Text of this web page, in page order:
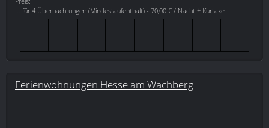
... für 4 Übernachtungen (Mindestaufenthalt) - 70,00 € / Nacht + Kurtaxe
Ferienwohnungen Hesse am Wachberg